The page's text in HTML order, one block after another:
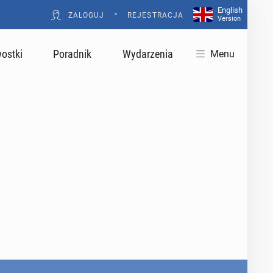
ZALOGUJ • REJESTRACJA
English
Version
Poradnik Wydarzenia Menu